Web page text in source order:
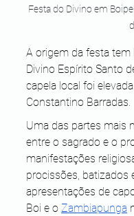
Festa do Divino em
A origem da festa
Divino Espírito Santo
capela local foi
Constantino Barradas.
Uma das partes mais
entre o sagrado e o
manifestações
procissões, batizados
apresentações de
Boi e o Zambiapunga